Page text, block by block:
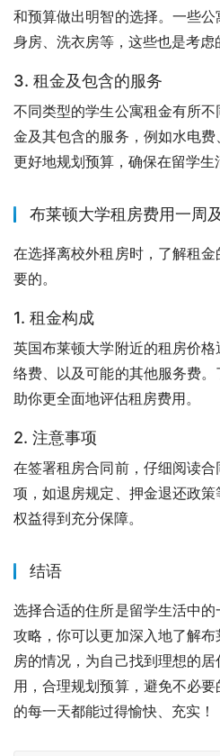
和预算做出明智的选择。一些
身房、洗衣房等，这些也是考虑
3. 租金及包含的服务
不同类型的学生公寓租金有所
金及其包含的服务，例如水电
更好地规划预算，确保在留学生
布莱顿大学租房费用一周
在选择离校外租房时，了解租
要的。
1. 租金构成
英国布莱顿大学附近的租房价
络费、以及可能的其他服务费
助你更全面地评估租房费用。
2. 注意事项
在签署租房合同前，仔细阅读
项，如退房规定、押金退还政
权益得到充分保障。
结语
选择合适的住所是留学生活中
攻略，你可以更加深入地了解
房的情况，为自己找到理想的
用，合理规划预算，避免不必
的每一天都能过得愉快、充实！